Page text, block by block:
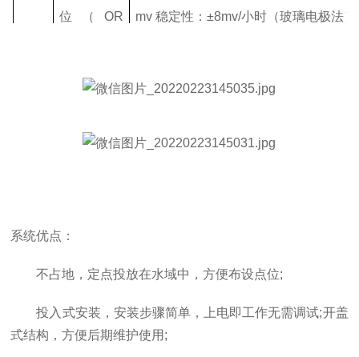
位（OR
mv 稳定性：±8mv/小时（玻璃电极法）
余氯
率：0.1mg/L (UV254双波长紫外吸收
系统优点：
不占地，定点投放在水域中，方便布设点位;
投入式安装，安装步骤简单，上电即工作无需调试;开盖
式结构，方便后期维护使用;